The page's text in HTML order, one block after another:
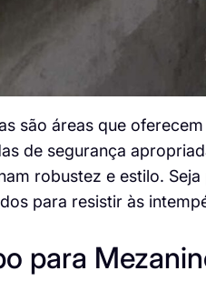
são áreas que
de segurança
robustez e estilo.
para resistir às
para